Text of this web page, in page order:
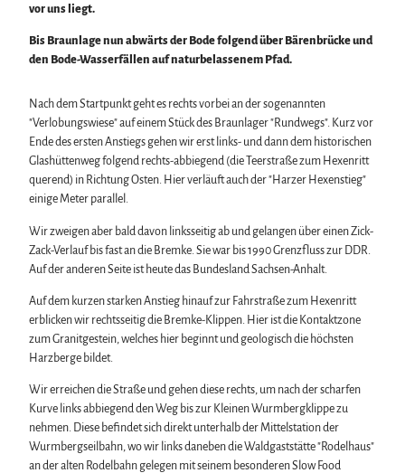
vor uns liegt.
Bis Braunlage nun abwärts der Bode folgend über Bärenbrücke und
den Bode-Wasserfällen auf naturbelassenem Pfad.
Nach dem Startpunkt geht es rechts vorbei an der sogenannten
"Verlobungswiese" auf einem Stück des Braunlager "Rundwegs". Kurz vor
Ende des ersten Anstiegs gehen wir erst links- und dann dem historischen
Glashüttenweg folgend rechts-abbiegend (die Teerstraße zum Hexenritt
querend) in Richtung Osten. Hier verläuft auch der "Harzer Hexenstieg"
einige Meter parallel.
Wir zweigen aber bald davon linksseitig ab und gelangen über einen Zick-
Zack-Verlauf bis fast an die Bremke. Sie war bis 1990 Grenzfluss zur DDR.
Auf der anderen Seite ist heute das Bundesland Sachsen-Anhalt.
Auf dem kurzen starken Anstieg hinauf zur Fahrstraße zum Hexenritt
erblicken wir rechtsseitig die Bremke-Klippen. Hier ist die Kontaktzone
zum Granitgestein, welches hier beginnt und geologisch die höchsten
Harzberge bildet.
Wir erreichen die Straße und gehen diese rechts, um nach der scharfen
Kurve links abbiegend den Weg bis zur Kleinen Wurmbergklippe zu
nehmen. Diese befindet sich direkt unterhalb der Mittelstation der
Wurmbergseilbahn, wo wir links daneben die Waldgaststätte "Rodelhaus"
an der alten Rodelbahn gelegen mit seinem besonderen Slow Food